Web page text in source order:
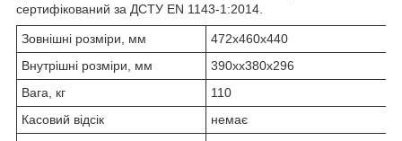
сертифікований за ДСТУ ЕN 1143-1:2014.
Зовнішні розміри, мм
472х460х440
Внутрішні розміри, мм
390хх380х296
Вага, кг
110
Касовий відсік
немає